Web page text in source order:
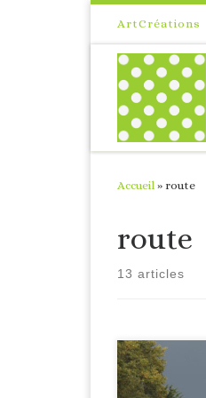
Passer au contenuArtCréations
Accueil » route
route
13 articles